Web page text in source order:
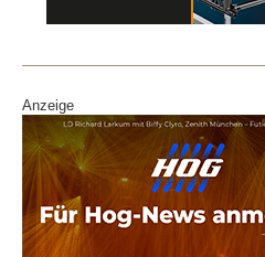
k
Anzeige